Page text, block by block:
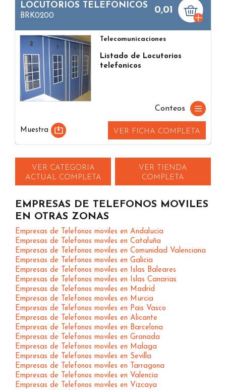
LOCUTORIOS TELEFONICOS
BRK0200
0,01
Telecomunicaciones
Listado de Locutorios
telefonicos
Conteos
Muestra VER FICHA COMPLETA
VER CATEGORIA
ACTUAL COMPLETA
VER TIENDA
COMPLETA
EMPRESAS DE TELEFONOS MOVILES
EN OTRAS ZONAS
Empresas de Telefonos moviles en Andalucia
Empresas de Telefonos moviles en Cataluña
Empresas de Telefonos moviles en Comunidad Valenciana
Empresas de Telefonos moviles en Galicia
Empresas de Telefonos moviles en Islas Baleares
Empresas de Telefonos moviles en Islas Canarias
Empresas de Telefonos moviles en Madrid
Empresas de Telefonos moviles en Murcia
Empresas de Telefonos moviles en Pais Vasco
Empresas de Telefonos moviles en Alicante
Empresas de Telefonos moviles en Barcelona
Empresas de Telefonos moviles en Granada
Empresas de Telefonos moviles en Malaga
Empresas de Telefonos moviles en Sevilla
Empresas de Telefonos moviles en Tarragona
Empresas de Telefonos moviles en Valencia
Empresas de Telefonos moviles en Vizcaya